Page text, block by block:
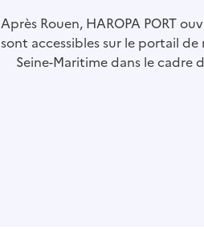
Après Rouen, HAROPA PORT
sont accessibles sur le portail
Seine-Maritime dans le cadre